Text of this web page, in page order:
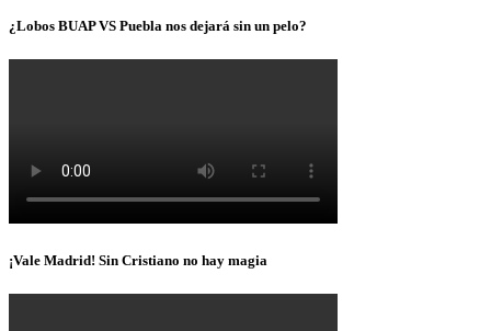
¿Lobos BUAP VS Puebla nos dejará sin un pelo?
¡Vale Madrid! Sin Cristiano no hay magia